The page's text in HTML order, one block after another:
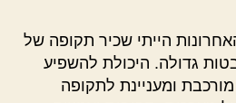
הייתי שכיר תקופה של
גדולה. היכולת להשפיע
ומעניינת לתקופה